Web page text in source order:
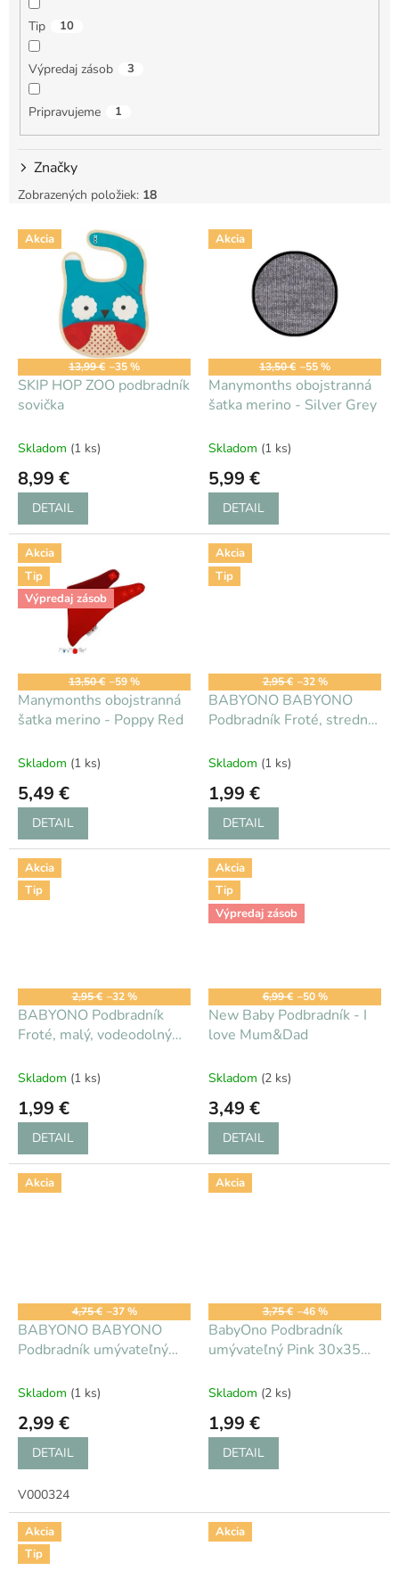
Tip 10
Výpredaj zásob 3
Pripravujeme 1
Značky
Zobrazených položiek: 18
V Akcia
13,99 € –35 %
SKIP HOP ZOO podbradník
sovička
Skladom (1 ks)
8,99 €
DETAIL
Akcia
13,50 € –55 %
Manymonths obojstranná
šatka merino - Silver Grey
Skladom (1 ks)
5,99 €
DETAIL
Akcia
Tip
Výpredaj zásob
13,50 € –59 %
Manymonths obojstranná
šatka merino - Poppy Red
Skladom (1 ks)
5,49 €
DETAIL
Akcia
Tip
2,95 € –32 %
BABYONO BABYONO
Podbradník Froté, stredný,
Skladom (1 ks)
1,99 €
DETAIL
Akcia
Tip
2,95 € –32 %
BABYONO Podbradník
Froté, malý, vodeodolný
Skladom (1 ks)
1,99 €
DETAIL
Akcia
Tip
Výpredaj zásob
6,99 € –50 %
New Baby Podbradník - I
love Mum&Dad
Skladom (2 ks)
3,49 €
DETAIL
Akcia
4,75 € –37 %
BABYONO BABYONO
Podbradník umývateľný
m+
Skladom (1 ks)
2,99 €
DETAIL
V000324
Akcia
3,75 € –46 %
BabyOno Podbradník
umývateľný Pink 30x35
PINK
Skladom (2 ks)
1,99 €
DETAIL
Akcia
Tip
Akcia